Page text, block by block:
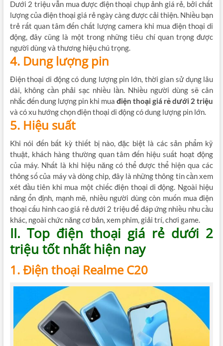
Dưới 2 triệu vẫn mua được điện thoại chụp ảnh giá rẻ, bởi chất
lượng của điện thoại giá rẻ ngày càng được cải thiện. Nhiều bạn
trẻ rất quan tâm đến chất lượng camera khi mua điện thoại di
động, đây cũng là một trong những tiêu chí quan trọng được
người dùng và thương hiệu chú trọng.
4. Dung lượng pin
Điện thoại di động có dung lượng pin lớn, thời gian sử dụng lâu
dài, không cần phải sạc nhiều lần. Nhiều người dùng sẽ cân
nhắc đến dung lượng pin khi muađiện thoại giá rẻ dưới 2 triệu
và có xu hướng chọn điện thoại di động có dung lượng pin lớn.
5. Hiệu suất
Khi nói đến bất kỳ thiết bị nào, đặc biệt là các sản phẩm kỹ
thuật, khách hàng thường quan tâm đến hiệu suất hoạt động
của máy. Nhất là khi hiệu năng có thể được thể hiện qua các
thông số của máy và dòng chip, đây là những thông tin cần xem
xét đầu tiên khi mua một chiếc điện thoại di động. Ngoài hiệu
năng ổn định, mạnh mẽ, nhiều người dùng còn muốn mua điện
thoại cấu hình cao giá rẻ dưới 2 triệu để đáp ứng nhiều nhu cầu
khác, ngoài chức năng cơ bản, xem phim, giải trí, chơi game.
II. Top điện thoại giá rẻ dưới 2
triệu tốt nhất hiện nay
1. Điện thoại Realme C20